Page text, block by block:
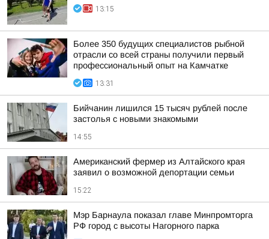
13:15
Более 350 будущих специалистов рыбной
отрасли со всей страны получили первый
профессиональный опыт на Камчатке
13:31
Бийчанин лишился 15 тысяч рублей после
застолья с новыми знакомыми
14:55
Американский фермер из Алтайского края
заявил о возможной депортации семьи
15:22
Мэр Барнаула показал главе Минпромторга
РФ город с высоты Нагорного парка